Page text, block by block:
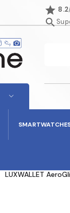
star 8.2
search
LUXWALLET